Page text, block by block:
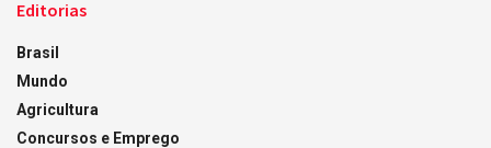
Editorias
Brasil
Mundo
Agricultura
Concursos e Emprego